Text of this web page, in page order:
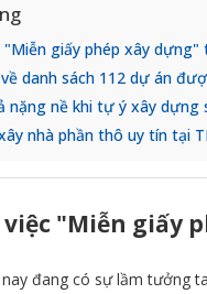
"Miễn giấy phép xây
danh sách 112 dự án
nặng nề khi tự ý xây dựng
nhà phần thô uy tín tại
việc "Miễn giấy
đang có sự lầm tưởng